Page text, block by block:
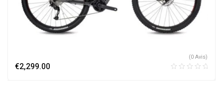
€2,299.00
(0 Avis)